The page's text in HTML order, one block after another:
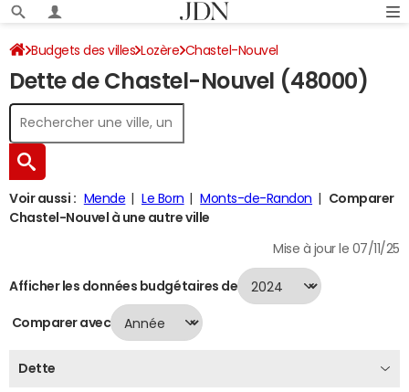
Budgets des villes Lozère Chastel-Nouvel
Dette au 31/12/2024
Dette de Chastel-Nouvel (48000)
Voir aussi : Mende Le Born Monts-de-Randon
Comparer
Chastel-Nouvel à une autre ville
Mise à jour le 07/11/25
Afficher les données budgétaires de
Comparer avec
Dette